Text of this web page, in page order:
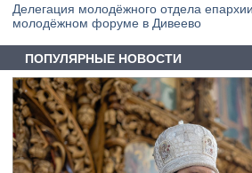
Делегация молодёжного отдела
молодёжном форуме в Дивеево
ПОПУЛЯРНЫЕ НОВОСТИ